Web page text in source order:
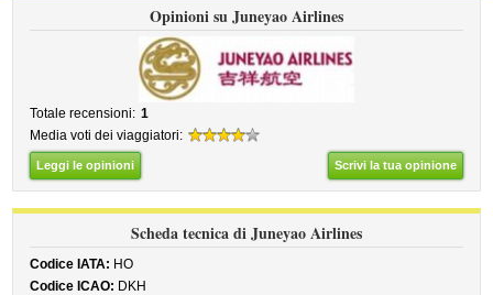
Opinioni su Juneyao Airlines
Totale recensioni: 1
Media voti dei viaggiatori:
Leggi le opinioni Scrivi la tua opinione
Scheda tecnica di Juneyao Airlines
Codice IATA: HO
Codice ICAO: DKH